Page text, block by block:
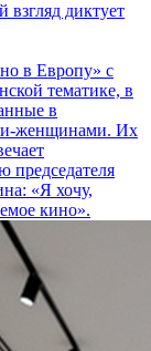
диктует
в Европу» с
тематике, в
в
женщинами. Их
председателя
«Я хочу,
кино».